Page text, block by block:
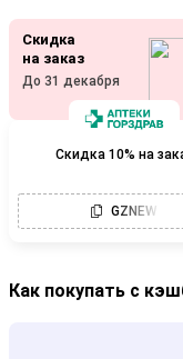
Скидка
на заказ
До 31 декабря
Скидка 10% на
GZNEW
Как покупать с